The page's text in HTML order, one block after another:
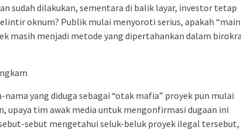
sudah dilakukan, sementara di balik layar, investor tetap
oknum? Publik mulai menyoroti serius, apakah “main
masih menjadi metode yang dipertahankan dalam
yang diduga sebagai “otak mafia” proyek pun mulai
upaya tim awak media untuk mengonfirmasi dugaan ini
sebut mengetahui seluk-beluk proyek ilegal tersebut,